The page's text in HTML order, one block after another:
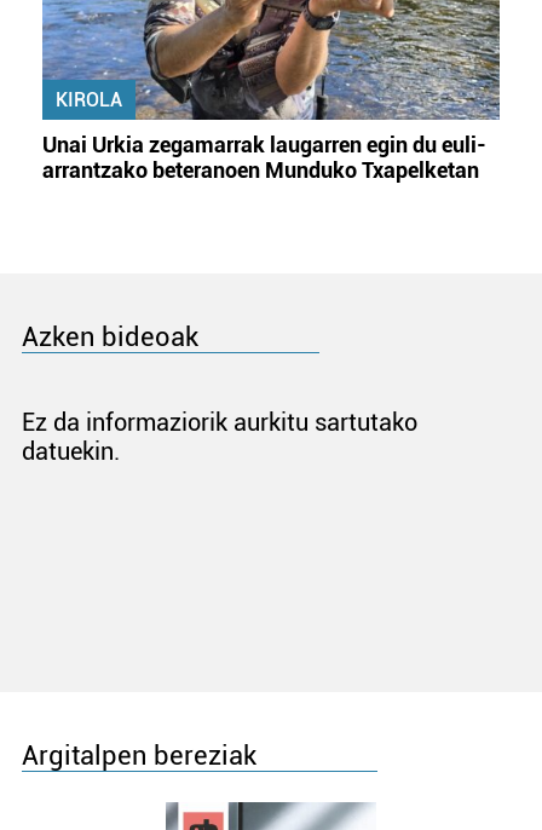
KIROLA
Unai Urkia zegamarrak laugarren egin du euli-
arrantzako beteranoen Munduko Txapelketan
Azken bideoak
Ez da informaziorik aurkitu sartutako
datuekin.
Argitalpen bereziak